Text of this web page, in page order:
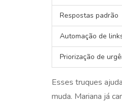
Respostas padrão
Automação de
Priorização de
Esses truques
muda. Mariana já